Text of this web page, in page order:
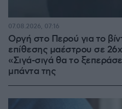
Οργή στο Περού για το
επίθεσης μαέστρου σε
«Σιγά-σιγά θα το
μπάντα της
07.08.2026, 07:16